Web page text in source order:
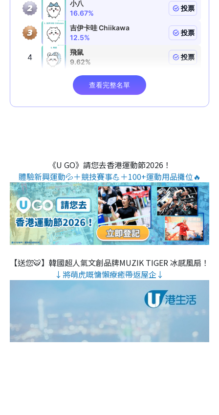
《U GO》請您去香港運動節2026！
體驗新興運動💦＋競技賽事💪＋100+運動用品攤位🔥
【送您🐯】韓國超人氣文創品牌MUZIK TIGER 冰感風扇！
↓將萌虎嘅慵懶療癒帶返屋企↓